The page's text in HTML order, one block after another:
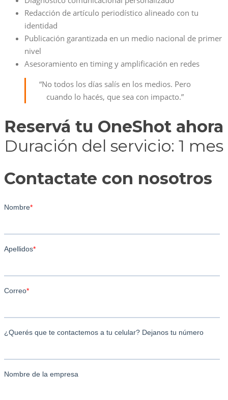
Redacción de artículo periodístico alineado con tu
identidad
Publicación garantizada en un medio nacional de primer
nivel
Asesoramiento en timing y amplificación en redes
“No todos los días salís en los medios. Pero
cuando lo hacés, que sea con impacto.”
Reservá tu OneShot ahora
Duración del servicio: 1 mes
Contactate con nosotros